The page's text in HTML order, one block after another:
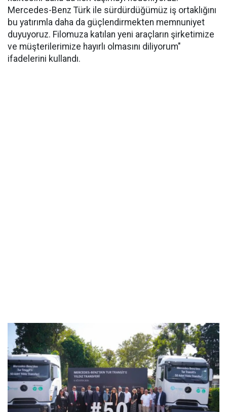
Mercedes-Benz Türk ile sürdürdüğümüz iş ortaklığını
bu yatırımla daha da güçlendirmekten memnuniyet
duyuyoruz. Filomuza katılan yeni araçların şirketimize
ve müşterilerimize hayırlı olmasını diliyorum"
ifadelerini kullandı.